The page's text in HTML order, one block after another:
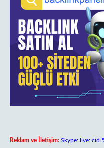
Reklam ve İletişim: Skype: